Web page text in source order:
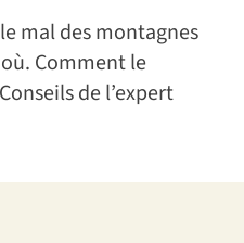
mal des montagnes
Comment le
de l’expert